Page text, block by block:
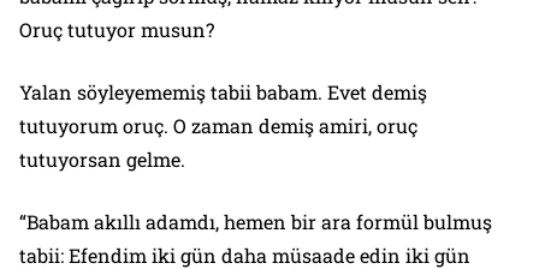
Oruç tutuyor musun?
Yalan söyleyememiş tabii babam. Evet demiş
tutuyorum oruç. O zaman demiş amiri, oruç
tutuyorsan gelme.
“Babam akıllı adamdı, hemen bir ara formül bulmuş
tabii: Efendim iki gün daha müsaade edin iki gün